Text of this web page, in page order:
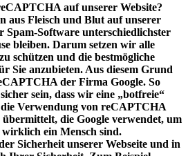
auf unserer Website?
aus Fleisch und Blut auf unserer
Spam-Software unterschiedlichster
bleiben. Darum setzen wir alle
schützen und die bestmögliche
Sie anzubieten. Aus diesem Grund
der Firma Google. So
sein, dass wir eine „botfreie“
Verwendung von reCAPTCHA
die Google verwendet, um
wirklich ein Mensch sind.
Sicherheit unserer Webseite und in